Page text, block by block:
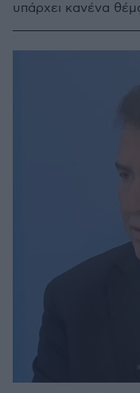
υπάρχει κανένα